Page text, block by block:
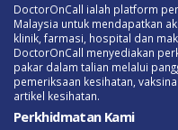
DoctorOnCall ialah platform
Malaysia untuk mendapatkan
klinik, farmasi, hospital dan
DoctorOnCall menyediakan
pakar dalam talian melalui
pemeriksaan kesihatan,
artikel kesihatan.
Perkhidmatan Kami